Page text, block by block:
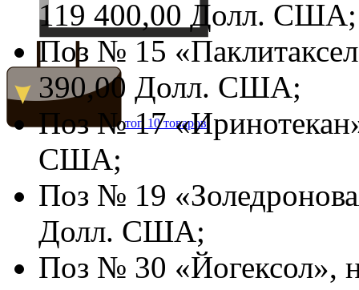
топ 10 товаров
119 400,00 Долл. США;
Поз № 15
390,00 Долл. США;
Поз № 17
США;
Поз № 19
Долл. США;
Поз № 30